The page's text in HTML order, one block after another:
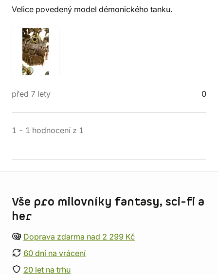
Velice povedený model démonického tanku.
před 7 lety 0
1 - 1 hodnocení z 1
Vše pro milovníky fantasy, sci-fi a
her
Doprava zdarma nad 2 299 Kč
60 dní na vrácení
20 let na trhu